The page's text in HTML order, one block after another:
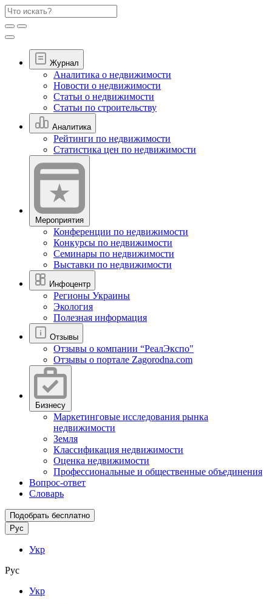
Журнал
Аналитика о недвижимости
Новости о недвижимости
Статьи о недвижимости
Статьи по строительству
Аналитика
Рейтинги по недвижимости
Статистика цен по недвижимости
Мероприятия
Конференции по недвижимости
Конкурсы по недвижимости
Семинары по недвижимости
Выставки по недвижимости
Инфоцентр
Регионы Украины
Экология
Полезная информация
Отзывы
Отзывы о компании “РеалЭкспо"
Отзывы о портале Zagorodna.com
Бизнесу
Маркетинговые исследования рынка
недвижимости
Земля
Классификация недвижимости
Оценка недвижимости
Профессиональные и общественные объединения
Вопрос-ответ
Словарь
Подобрать бесплатно
Рус
Укр
Рус
Укр